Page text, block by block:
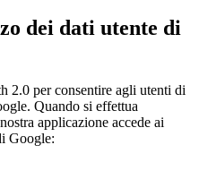
dei dati utente di
2.0 per consentire agli utenti di
Quando si effettua
applicazione accede ai
Google: